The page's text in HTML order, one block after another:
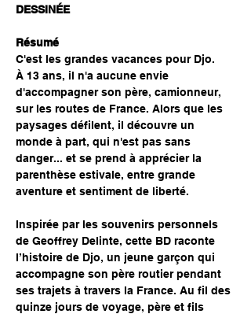
DESSINÉE
Résumé
C'est les grandes vacances pour Djo.
À 13 ans, il n'a aucune envie
d'accompagner son père, camionneur,
sur les routes de France. Alors que les
paysages défilent, il découvre un
monde à part, qui n'est pas sans
danger... et se prend à apprécier la
parenthèse estivale, entre grande
aventure et sentiment de liberté.
Inspirée par les souvenirs personnels
de Geoffrey Delinte, cette BD raconte
l’histoire de Djo, un jeune garçon qui
accompagne son père routier pendant
ses trajets à travers la France. Au fil des
quinze jours de voyage, père et fils